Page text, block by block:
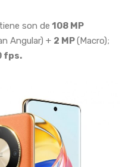
son de 108 MP
Angular) + 2 MP(Macro);
fps.